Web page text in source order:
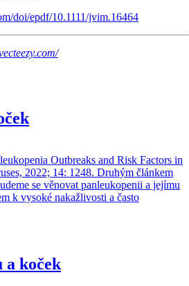
doi/epdf/10.1111/jvim.16464
Outbreaks and Risk Factors in
2022; 14: 1248. Druhým článkem
se věnovat panleukopenii a jejímu
k vysoké nakažlivosti a často
a koček